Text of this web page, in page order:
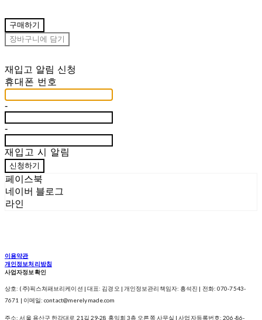
구매하기
장바구니에 담기
재입고 알림 신청
휴대폰 번호
-
-
재입고 시 알림
신청하기
페이스북
네이버 블로그
라인
이용약관
개인정보처리방침
사업자정보확인
상호: (주)픽스쳐패브리케이션 | 대표: 김경오 | 개인정보관리책임자: 흥석진 | 전화: 070-7543-
7671 | 이메일: contact@merelymade.com
주소: 서울 용산구 한강대로 21길 29-28 홍익회 3층 오른쪽 사무실 | 사업자등록번호:206-86-